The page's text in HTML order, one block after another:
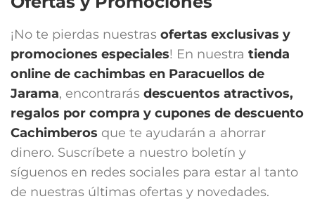
¡No te pierdas nuestras ofertas exclusivas y
promociones especiales! En nuestra tienda
online de cachimbas en Paracuellos de
Jarama, encontrarás descuentos atractivos,
regalos por compra y cupones de descuento
Cachimberos que te ayudarán a ahorrar
dinero. Suscríbete a nuestro boletín y
síguenos en redes sociales para estar al tanto
de nuestras últimas ofertas y novedades.